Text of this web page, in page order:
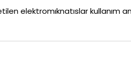
elektromıknatıslar